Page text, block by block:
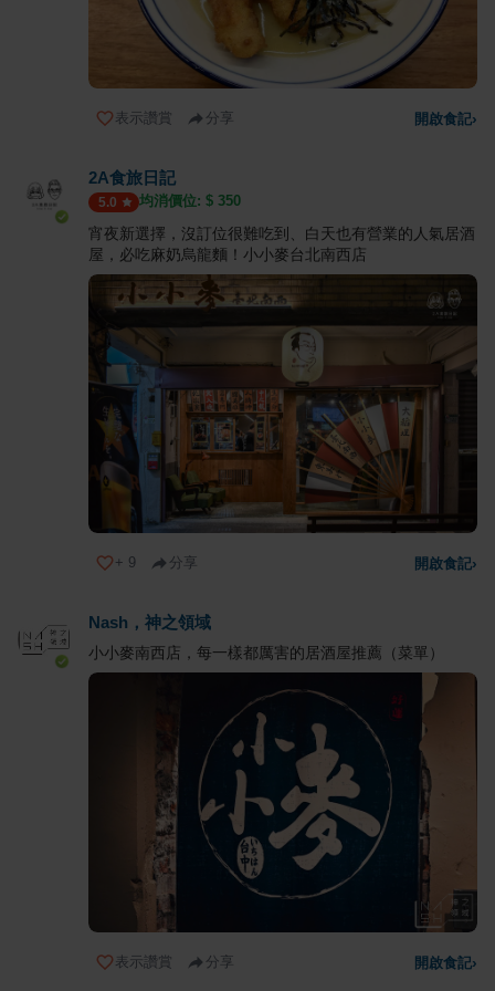
表示讚賞 分享 開啟食記›
2A食旅日記
5.0 均消價位: $ 350
宵夜新選擇，沒訂位很難吃到、白天也有營業的人氣居酒
屋，必吃麻奶烏龍麵！小小麥台北南西店
+ 9 分享 開啟食記›
Nash，神之領域
小小麥南西店，每一樣都厲害的居酒屋推薦（菜單）
表示讚賞 分享 開啟食記›